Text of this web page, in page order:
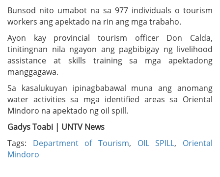
Bunsod nito umabot na sa 977 individuals o tourism
workers ang apektado na rin ang mga trabaho.
Ayon kay provincial tourism officer Don Calda,
tinitingnan nila ngayon ang pagbibigay ng livelihood
assistance at skills training sa mga apektadong
manggagawa.
Sa kasalukuyan ipinagbabawal muna ang anomang
water activities sa mga identified areas sa Oriental
Mindoro na apektado ng oil spill.
Gadys Toabi | UNTV News
Tags: Department of Tourism, OIL SPILL, Oriental
Mindoro